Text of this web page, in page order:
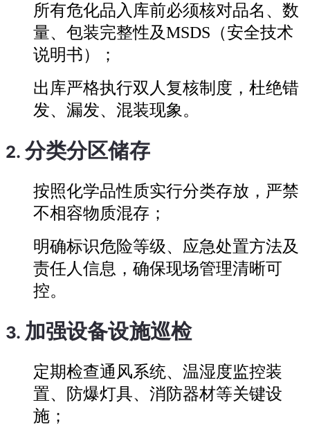
所有危化品入库前必须核对品名、数
量、包装完整性及MSDS（安全技术
说明书）；
出库严格执行双人复核制度，杜绝错
发、漏发、混装现象。
2.分类分区储存
按照化学品性质实行分类存放，严禁
不相容物质混存；
明确标识危险等级、应急处置方法及
责任人信息，确保现场管理清晰可
控。
3. 加强设备设施巡检
定期检查通风系统、温湿度监控装
置、防爆灯具、消防器材等关键设
施；